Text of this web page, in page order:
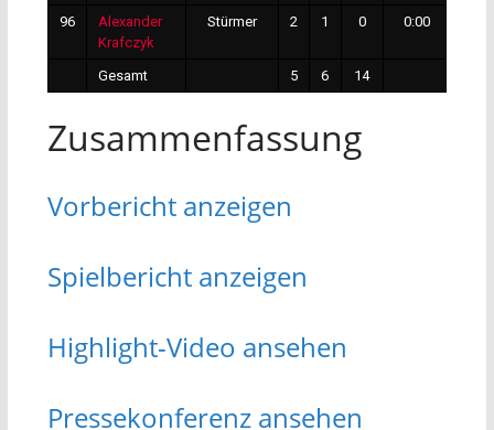
96
Alexander
Krafczyk
Stürmer 2 1 0 0:00
Gesamt 5 6 14
Zusammenfassung
Vorbericht anzeigen
Spielbericht anzeigen
Highlight-Video ansehen
Pressekonferenz ansehen